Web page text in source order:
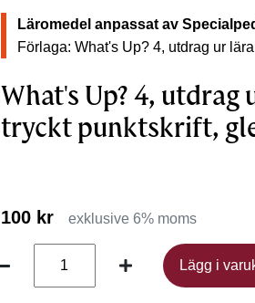
Läromedel anpassat av
Förlaga: What's Up? 4, utdrag ur
What's Up? 4,
tryckt punktskrift,
100 kr exklusive 6% moms
Lägg i
Lägg i